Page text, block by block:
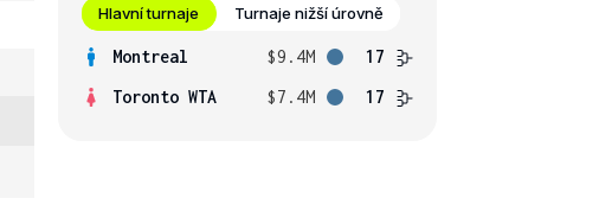
Hlavní turnaje Turnaje nižší úrovně
Montreal $9.4M
17
Toronto WTA
$7.4M 17